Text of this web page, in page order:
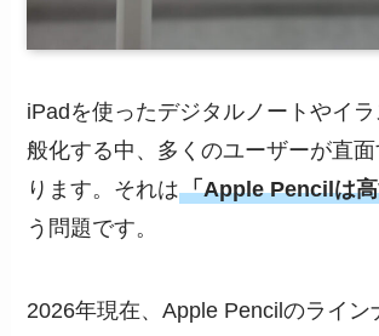
iPadを使ったデジタルノートやイ
般化する中、多くのユーザーが直
ります。それは「Apple Pencilは
う問題です。
2026年現在、Apple Pencilのライン